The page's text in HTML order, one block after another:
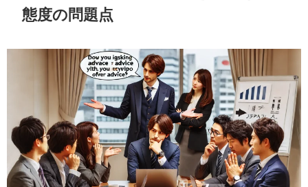
態度の問題点